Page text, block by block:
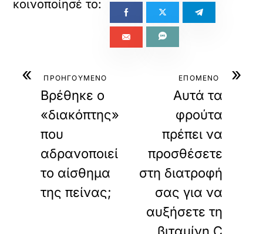
« ΠΡΟΗΓΟΥΜΕΝΟ
Βρέθηκε ο
«διακόπτης»
που
αδρανοποιεί
το αίσθημα
της πείνας;
»
ΕΠΟΜΕΝΟ
Αυτά τα
φρούτα
πρέπει να
προσθέσετε
στη διατροφή
σας για να
αυξήσετε τη